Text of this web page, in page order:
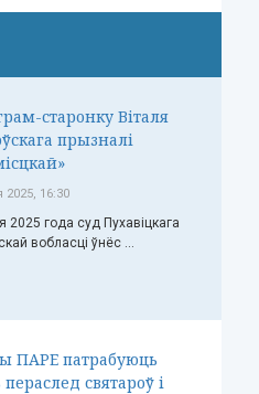
старонку Віталя
прызналі
2025, 16:30
2025 года суд Пухавіцкага
вобласці ўнёс ...
ПАРЕ патрабуюць
святароў і